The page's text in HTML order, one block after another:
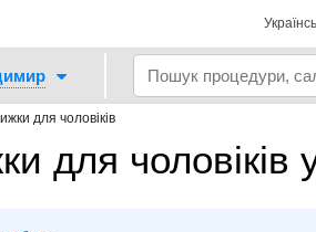
для чоловіків
для чоловіків